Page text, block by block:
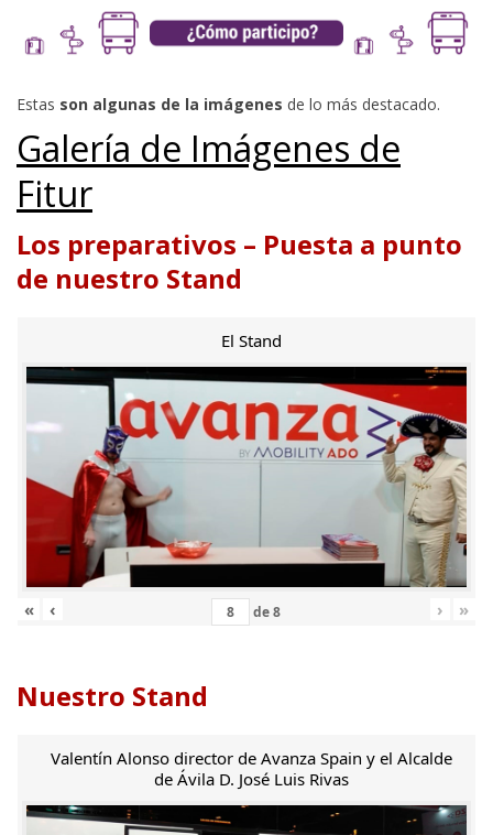
Estas son algunas de la imágenes de lo más destacado.
Galería de Imágenes de
Fitur
Los preparativos – Puesta a punto
de nuestro Stand
El Stand
« ‹ de8 › »
Nuestro Stand
Valentín Alonso director de Avanza Spain y el Alcalde
de Ávila D. José Luis Rivas